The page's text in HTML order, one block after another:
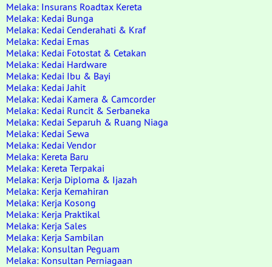
Melaka: Insurans Roadtax Kereta
Melaka: Kedai Bunga
Melaka: Kedai Cenderahati & Kraf
Melaka: Kedai Emas
Melaka: Kedai Fotostat & Cetakan
Melaka: Kedai Hardware
Melaka: Kedai Ibu & Bayi
Melaka: Kedai Jahit
Melaka: Kedai Kamera & Camcorder
Melaka: Kedai Runcit & Serbaneka
Melaka: Kedai Separuh & Ruang Niaga
Melaka: Kedai Sewa
Melaka: Kedai Vendor
Melaka: Kereta Baru
Melaka: Kereta Terpakai
Melaka: Kerja Diploma & Ijazah
Melaka: Kerja Kemahiran
Melaka: Kerja Kosong
Melaka: Kerja Praktikal
Melaka: Kerja Sales
Melaka: Kerja Sambilan
Melaka: Konsultan Peguam
Melaka: Konsultan Perniagaan